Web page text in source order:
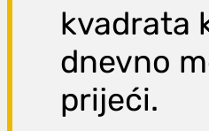
kvadrata
dnevno
prijeći.